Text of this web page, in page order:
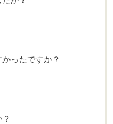
ったですか？